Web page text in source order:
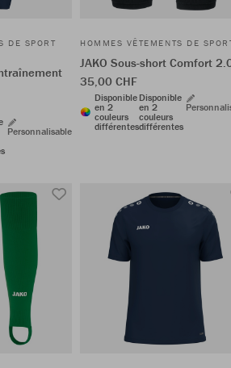
DE SPORT
Personnalisable
HOMMES VÊTEMENTS DE
JAKO Sous-short Comfort
35,00 CHF
Disponible
en 2
couleurs
différentes
Disponible
en 2
couleurs
différentes